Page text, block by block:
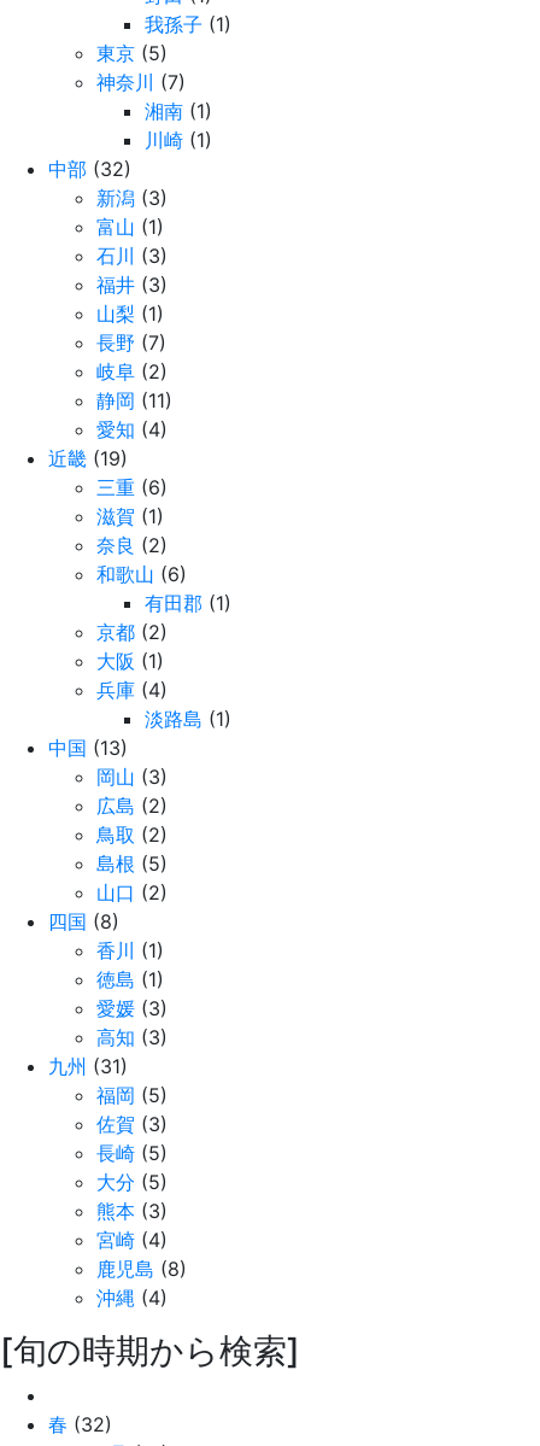
我孫子 (1)
東京 (5)
神奈川 (7)
湘南 (1)
川崎 (1)
中部 (32)
新潟 (3)
富山 (1)
石川 (3)
福井 (3)
山梨 (1)
長野 (7)
岐阜 (2)
静岡 (11)
愛知 (4)
近畿 (19)
三重 (6)
滋賀 (1)
奈良 (2)
和歌山 (6)
有田郡 (1)
京都 (2)
大阪 (1)
兵庫 (4)
淡路島 (1)
中国 (13)
岡山 (3)
広島 (2)
鳥取 (2)
島根 (5)
山口 (2)
四国 (8)
香川 (1)
徳島 (1)
愛媛 (3)
高知 (3)
九州 (31)
福岡 (5)
佐賀 (3)
長崎 (5)
大分 (5)
熊本 (3)
宮崎 (4)
鹿児島 (8)
沖縄 (4)
[旬の時期から検索]
春 (32)